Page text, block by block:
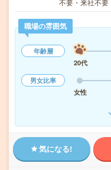
不要・来社不
職場の雰囲気
年齢層
20代
男女比率
女性
気になる!